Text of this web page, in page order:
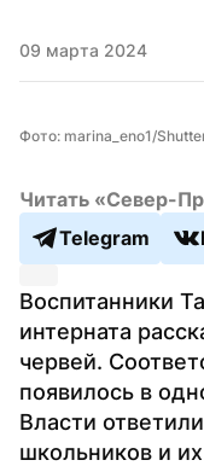
09 марта 2024
Фото: marina_eno1/
Читать «Север-
Telegram
Воспитанники
интерната
червей.
появилось в
Власти
школьников и